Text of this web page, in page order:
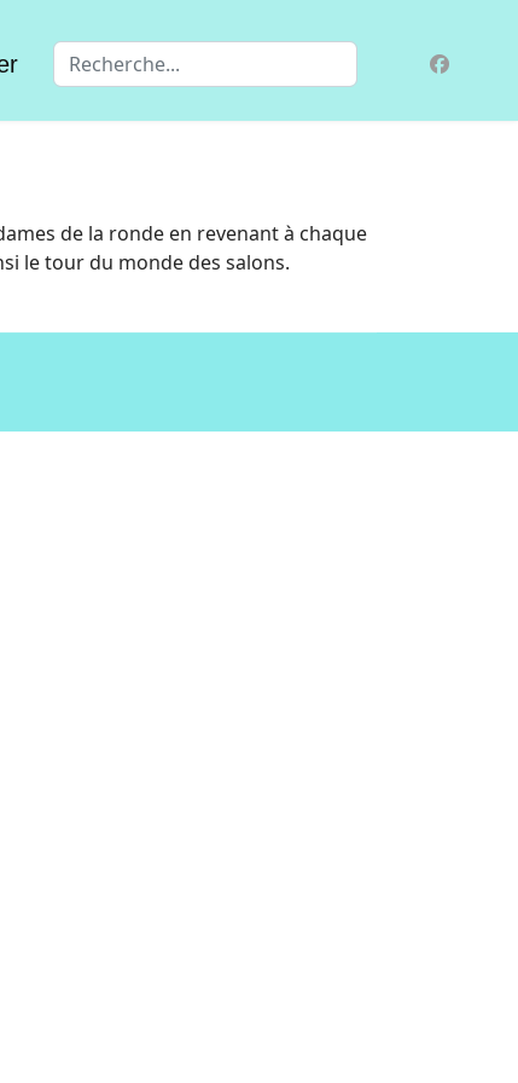
Valider
de la ronde en revenant à chaque
le tour du monde des salons.